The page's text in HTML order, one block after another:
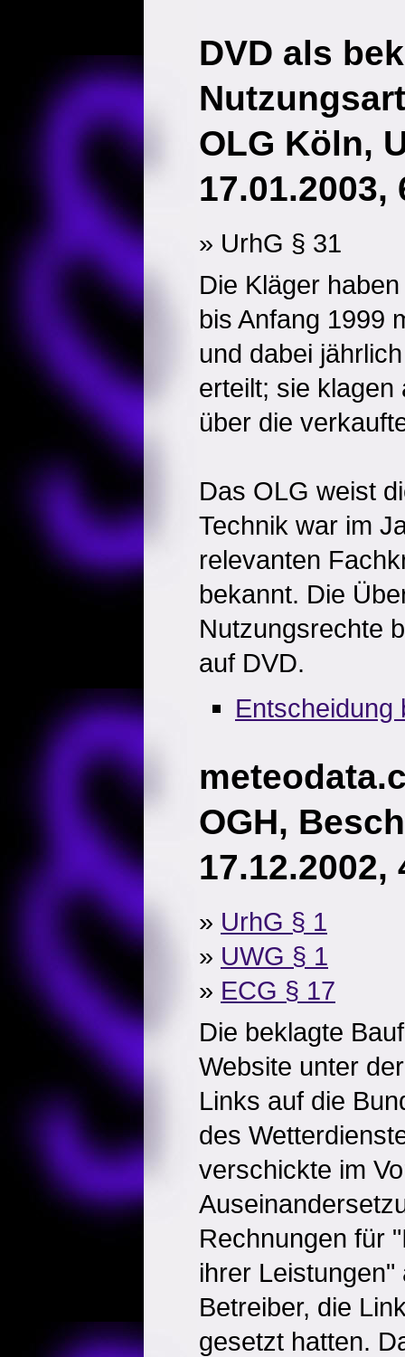
DVD als
Nutzungsart
OLG Köln,
17.01.2003,
» UrhG § 31
Die Kläger
bis Anfang 1999
und dabei
erteilt; sie klagen
über die
Das OLG weist
Technik war im
relevanten
bekannt. Die
Nutzungsrechte
auf DVD.
Entscheidung
OGH,
17.12.2002,
» UrhG § 1
» UWG § 1
» ECG § 17
Die beklagte
Website unter
Links auf die
des
verschickte im
Rechnungen für
ihrer
Betreiber, die
gesetzt hatten.